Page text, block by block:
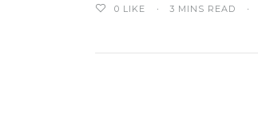
0 LIKE 3 MINS READ